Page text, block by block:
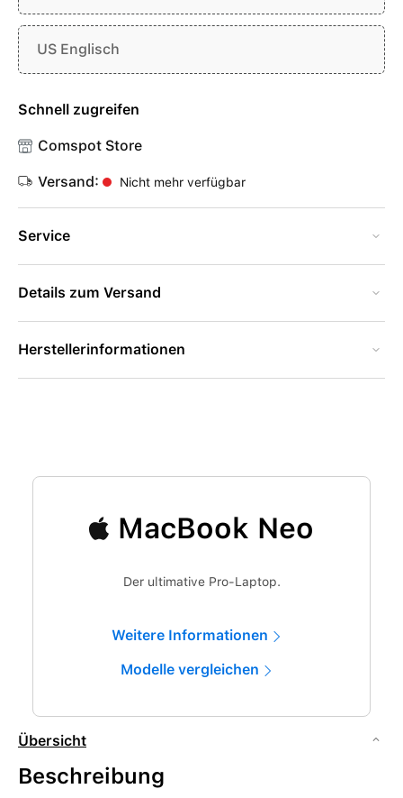
US Englisch
Schnell zugreifen
Comspot Store
Versand: Nicht mehr verfügbar
Service
Details zum Versand
Herstellerinformationen
MacBook Neo
Der ultimative Pro-Laptop.
Weitere Informationen
Modelle vergleichen
Übersicht
Beschreibung